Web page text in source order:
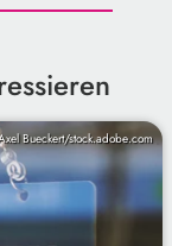
Bueckert/stock.adobe.com